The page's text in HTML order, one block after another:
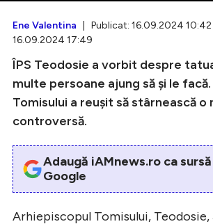
Creează cont
Ene Valentina | Publicat: 16.09.2024
16.09.2024 17:49
ÎPS Teodosie a vorbit despre
multe persoane ajung să și le
Tomisului a reușit să stârnească o
controversă.
Adaugă iAMnews.ro ca
Google
Arhiepiscopul Tomisului,